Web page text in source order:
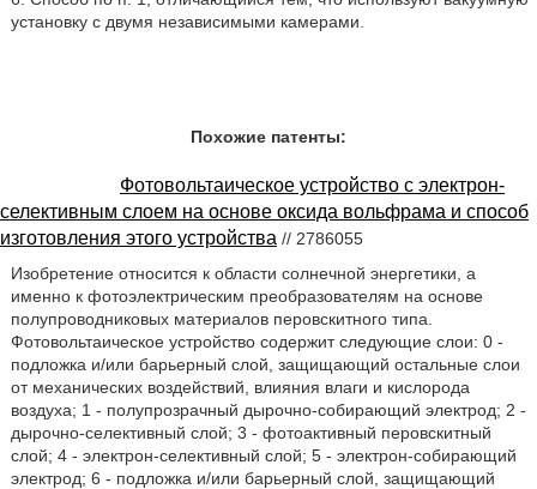
установку с двумя независимыми камерами.
Похожие патенты:
Фотовольтаическое устройство с электрон-
селективным слоем на основе оксида вольфрама и способ
изготовления этого устройства // 2786055
Изобретение относится к области солнечной энергетики, а
именно к фотоэлектрическим преобразователям на основе
полупроводниковых материалов перовскитного типа.
Фотовольтаическое устройство содержит следующие слои: 0 -
подложка и/или барьерный слой, защищающий остальные слои
от механических воздействий, влияния влаги и кислорода
воздуха; 1 - полупрозрачный дырочно-собирающий электрод; 2 -
дырочно-селективный слой; 3 - фотоактивный перовскитный
слой; 4 - электрон-селективный слой; 5 - электрон-собирающий
электрод; 6 - подложка и/или барьерный слой, защищающий